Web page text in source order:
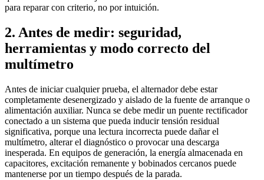
para reparar con criterio, no por intuición.
2. Antes de medir: seguridad,
herramientas y modo correcto del
multímetro
Antes de iniciar cualquier prueba, el alternador debe estar
completamente desenergizado y aislado de la fuente de arranque o
alimentación auxiliar. Nunca se debe medir un puente rectificador
conectado a un sistema que pueda inducir tensión residual
significativa, porque una lectura incorrecta puede dañar el
multímetro, alterar el diagnóstico o provocar una descarga
inesperada. En equipos de generación, la energía almacenada en
capacitores, excitación remanente y bobinados cercanos puede
mantenerse por un tiempo después de la parada.